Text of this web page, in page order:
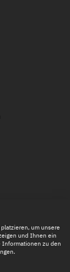
um unsere
und Ihnen ein
Informationen zu den